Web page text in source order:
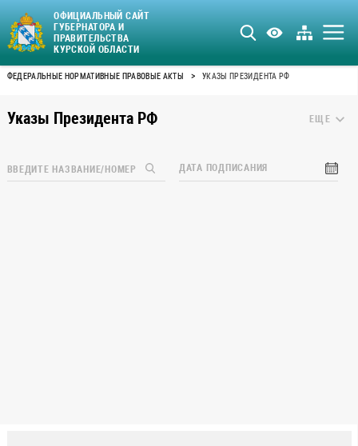
ОФИЦИАЛЬНЫЙ САЙТ
ГУБЕРНАТОРА И
ПРАВИТЕЛЬСТВА
КУРСКОЙ ОБЛАСТИ
ФЕДЕРАЛЬНЫЕ НОРМАТИВНЫЕ ПРАВОВЫЕ АКТЫ > УКАЗЫ ПРЕЗИДЕНТА РФ
Указы Президента РФ
ДАТА ПОДПИСАНИЯ
ЕЩЕ